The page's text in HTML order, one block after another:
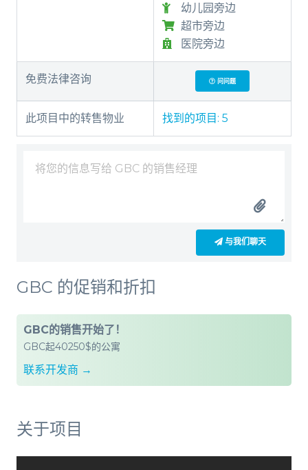
幼儿园旁边
超市旁边
医院旁边
免费法律咨询 问问题
此项目中的转售物业 找到的项目: 5
与我们聊天
GBC 的促销和折扣
GBC的销售开始了！
GBC起40250$的公寓
联系开发商 →
关于项目